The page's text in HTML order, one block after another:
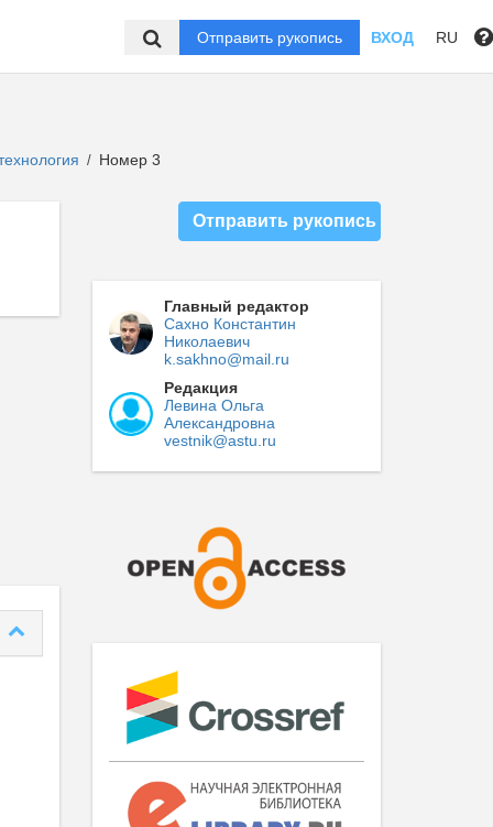
Отправить рукопись ВХОД RU
/ Номер 3
Отправить рукопись
Главный редактор
Сахно Константин
Николаевич
k.sakhno@mail.ru
Редакция
Левина Ольга
Александровна
vestnik@astu.ru